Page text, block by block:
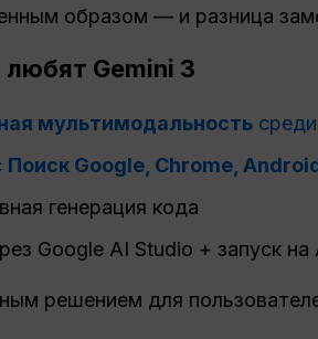
образом — и разница
Gemini 3
мультимодальность
Поиск Google, Chrome,
генерация кода
Google AI Studio + запуск на
решением для